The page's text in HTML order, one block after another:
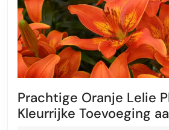
Prachtige Oranje Lelie
Kleurrijke Toevoeging